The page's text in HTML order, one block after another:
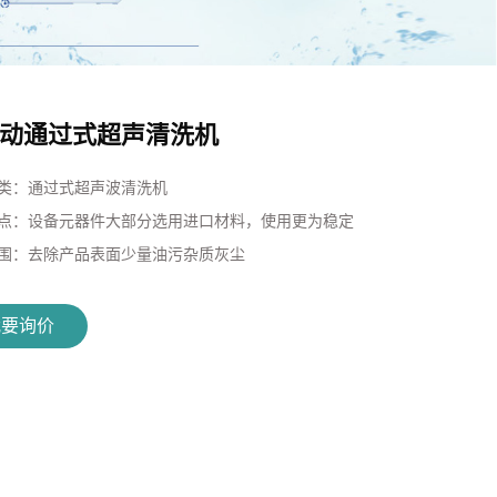
通过式超声清洗机
：通过式超声波清洗机
：设备元器件大部分选用进口材料，使用更为稳定
：去除产品表面少量油污杂质灰尘
询价